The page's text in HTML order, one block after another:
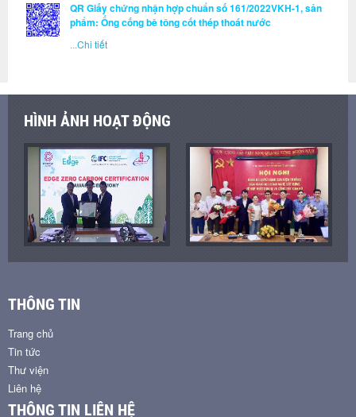
QR Giấy chứng nhận hợp chuẩn số 161/2022VKH-1, sản
phẩm: Ống cống bê tông cốt thép thoát nước
Chi tiết
HÌNH ẢNH HOẠT ĐỘNG
THÔNG TIN
Trang chủ
Tin tức
Thư viện
Liên hệ
THÔNG TIN LIÊN HỆ